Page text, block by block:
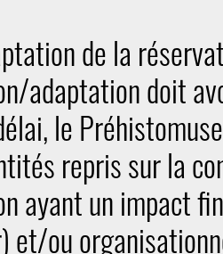
de la
adaptation doit
le
repris sur la
ayant un impact
ou